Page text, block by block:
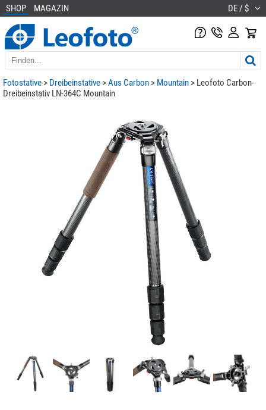
SHOP MAGAZIN DE / $
Fotostative > Dreibeinstative >Aus Carbon > Mountain > Leofoto Carbon-
Dreibeinstativ LN-364C Mountain